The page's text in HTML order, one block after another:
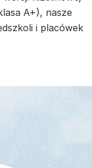
A+), nasze
i placówek